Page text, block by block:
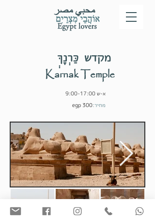
מקדש כַּרְנָךְּ
Karnak Temple
א-ש 9:00-17:00
מחיר:​300 egp